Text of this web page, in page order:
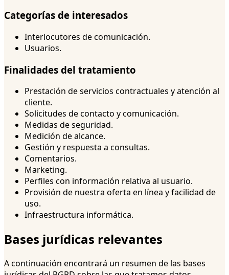
Categorías de interesados
Interlocutores de comunicación.
Usuarios.
Finalidades del tratamiento
Prestación de servicios contractuales y atención al
cliente.
Solicitudes de contacto y comunicación.
Medidas de seguridad.
Medición de alcance.
Gestión y respuesta a consultas.
Comentarios.
Marketing.
Perfiles con información relativa al usuario.
Provisión de nuestra oferta en línea y facilidad de
uso.
Infraestructura informática.
Bases jurídicas relevantes
A continuación encontrará un resumen de las bases